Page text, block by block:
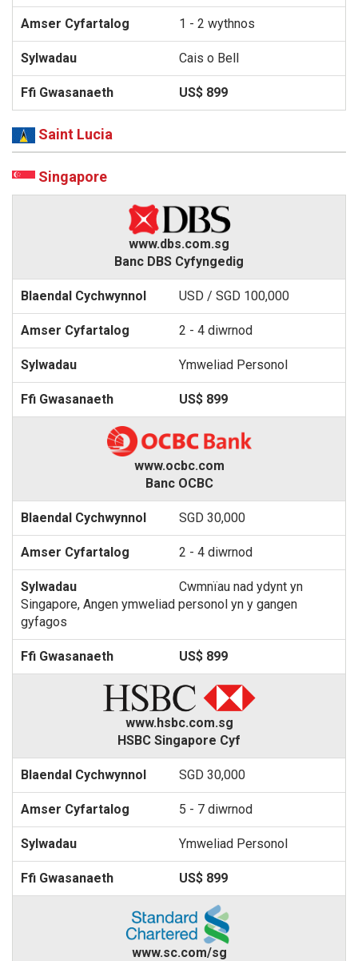
1 - 2 wythnos
Cais o Bell
US$ 899
Saint Lucia
Singapore
www.dbs.com.sg
Banc DBS Cyfyngedig
USD / SGD 100,000
2 - 4 diwrnod
Ymweliad Personol
US$ 899
www.ocbc.com
Banc OCBC
SGD 30,000
2 - 4 diwrnod
Cwmnïau nad ydynt yn
Singapore, Angen ymweliad personol yn y gangen
gyfagos
US$ 899
www.hsbc.com.sg
HSBC Singapore Cyf
SGD 30,000
5 - 7 diwrnod
Ymweliad Personol
US$ 899
www.sc.com/sg